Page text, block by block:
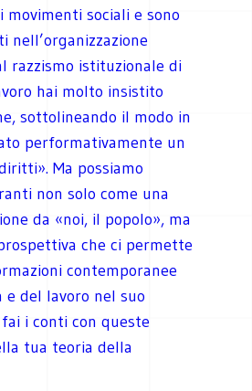
sociali e sono
nell’organizzazione
razzismo istituzionale di
hai molto insistito
sottolineando il modo in
performativamente un
Ma possiamo
non solo come una
da «noi, il popolo», ma
che ci permette
contemporanee
del lavoro nel suo
fai i conti con queste
tua teoria della